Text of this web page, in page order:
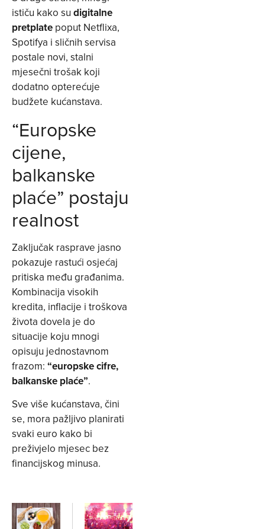
ističu kako su digitalne
pretplate poput Netflixa,
Spotifya i sličnih servisa
postale novi, stalni
mjesečni trošak koji
dodatno opterećuje
budžete kućanstava.
“Europske
cijene,
balkanske
plaće” postaju
realnost
Zaključak rasprave jasno
pokazuje rastući osjećaj
pritiska među građanima.
Kombinacija visokih
kredita, inflacije i troškova
života dovela je do
situacije koju mnogi
opisuju jednostavnom
frazom: “europske cifre,
balkanske plaće”.
Sve više kućanstava, čini
se, mora pažljivo planirati
svaki euro kako bi
preživjelo mjesec bez
financijskog minusa.